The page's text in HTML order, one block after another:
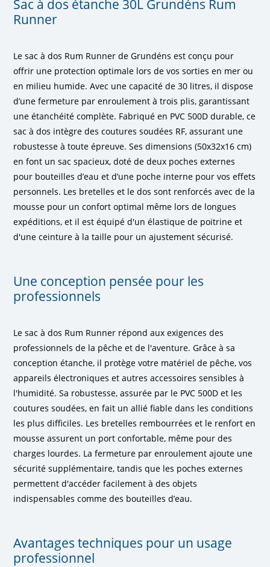
Sac à dos étanche 30L Grundéns Rum
Runner
Le sac à dos Rum Runner de Grundéns est conçu pour
offrir une protection optimale lors de vos sorties en mer ou
en milieu humide. Avec une capacité de 30 litres, il dispose
d’une fermeture par enroulement à trois plis, garantissant
une étanchéité complète. Fabriqué en PVC 500D durable, ce
sac à dos intègre des coutures soudées RF, assurant une
robustesse à toute épreuve. Ses dimensions (50x32x16 cm)
en font un sac spacieux, doté de deux poches externes
pour bouteilles d’eau et d’une poche interne pour vos effets
personnels. Les bretelles et le dos sont renforcés avec de la
mousse pour un confort optimal même lors de longues
expéditions, et il est équipé d'un élastique de poitrine et
d'une ceinture à la taille pour un ajustement sécurisé.
Une conception pensée pour les
professionnels
Le sac à dos Rum Runner répond aux exigences des
professionnels de la pêche et de l'aventure. Grâce à sa
conception étanche, il protège votre matériel de pêche, vos
appareils électroniques et autres accessoires sensibles à
l'humidité. Sa robustesse, assurée par le PVC 500D et les
coutures soudées, en fait un allié fiable dans les conditions
les plus difficiles. Les bretelles rembourrées et le renfort en
mousse assurent un port confortable, même pour des
charges lourdes. La fermeture par enroulement ajoute une
sécurité supplémentaire, tandis que les poches externes
permettent d'accéder facilement à des objets
indispensables comme des bouteilles d’eau.
Avantages techniques pour un usage
professionnel